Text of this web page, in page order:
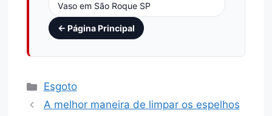
Vaso em São Roque SP
← Página Principal
Esgoto
A melhor maneira de limpar os espelhos